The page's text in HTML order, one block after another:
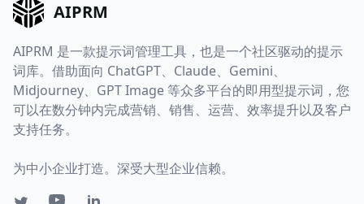
AIPRM
AIPRM 是一款提示词管理工具，也是一个社区驱动的提示
词库。借助面向 ChatGPT、Claude、Gemini、
Midjourney、GPT Image 等众多平台的即用型提示词，您
可以在数分钟内完成营销、销售、运营、效率提升以及客户
支持任务。
为中小企业打造。深受大型企业信赖。